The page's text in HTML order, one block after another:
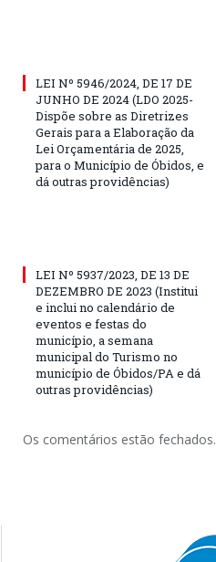
LEI Nº 5946/2024, DE 17 DE
JUNHO DE 2024 (LDO 2025-
Dispõe sobre as Diretrizes
Gerais para a Elaboração da
Lei Orçamentária de 2025,
para o Município de Óbidos, e
dá outras providências)
LEI Nº 5937/2023, DE 13 DE
DEZEMBRO DE 2023 (Institui
e inclui no calendário de
eventos e festas do
município, a semana
municipal do Turismo no
município de Óbidos/PA e dá
outras providências)
Os comentários estão fechados.